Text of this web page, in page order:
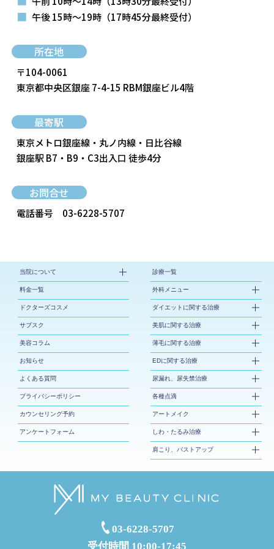
■ 午後 15時～19時 （17時45分最終受付）
所在地
〒104-0061
東京都中央区銀座 7-4-15 RBM銀座ビル4階
最寄駅
東京メトロ銀座線・丸ノ内線・日比谷線
銀座駅 B7・B9・C3出入口 徒歩4分
お問合せ
電話番号 03-6228-5707
当院について
料金一覧
ドクターズコスメ
サブスク
美容コラム
お知らせ
よくある質問
プライバシーポリシー
カウンセリング予約
アンケートフォーム
診療一覧
外科メニュー
ダイエットに関する治療
美肌に関する治療
薄毛に関する治療
EDに関する治療
尿漏れ、尿失禁治療
各種点滴
アートメイク
しわ・たるみ治療
肩こり、バストアップ
03-6228-5707
受付時間 10:00-17:45